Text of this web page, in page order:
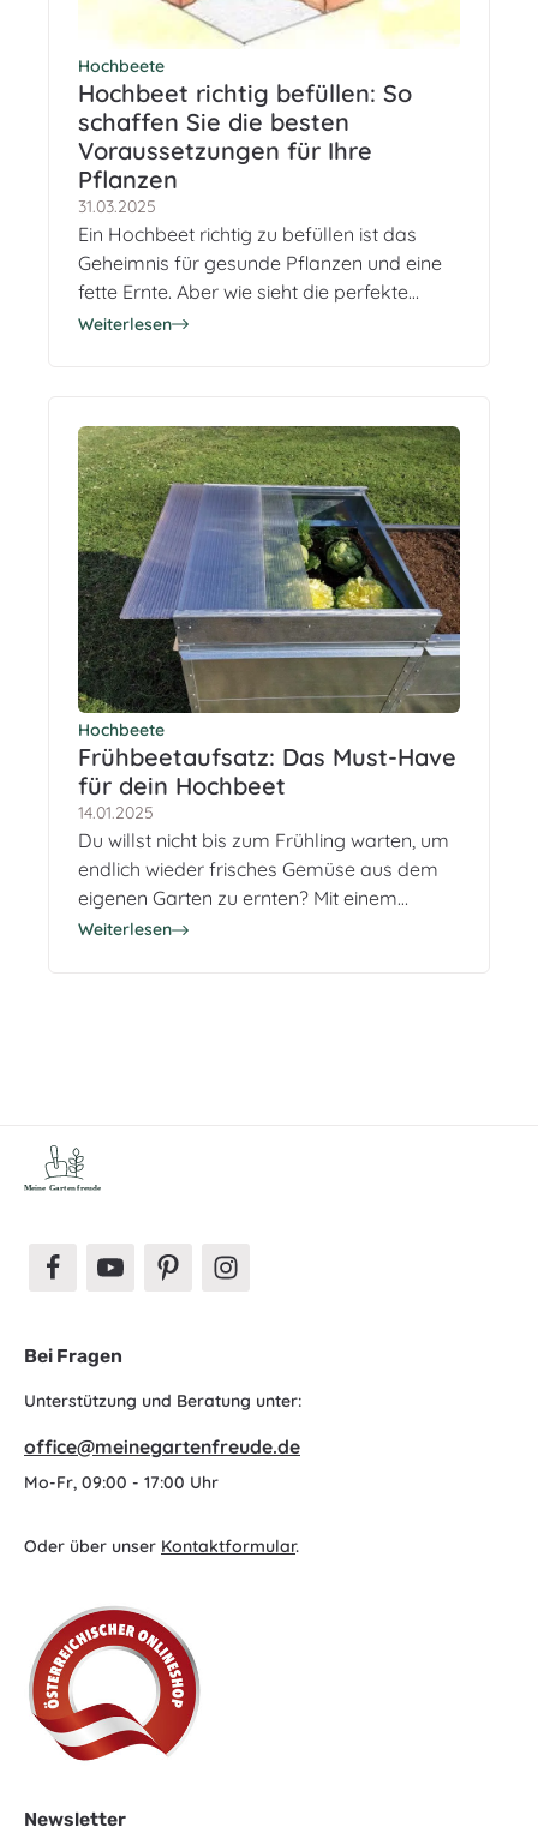
Hochbeete
Hochbeet richtig befüllen: So
schaffen Sie die besten
Voraussetzungen für Ihre
Pflanzen
31.03.2025
Ein Hochbeet richtig zu befüllen ist das
Geheimnis für gesunde Pflanzen und eine
fette Ernte. Aber wie sieht die perfekte
Reihenfolge aus? Wir zeigen dir das
Weiterlesen
Hochbeete
Frühbeetaufsatz: Das Must-Have
für dein Hochbeet
14.01.2025
Du willst nicht bis zum Frühling warten, um
endlich wieder frisches Gemüse aus dem
eigenen Garten zu ernten? Mit einem
passenden Frühbeetaufsatz machst du
Weiterlesen
Bei Fragen
Unterstützung und Beratung unter:
office@meinegartenfreude.de
Mo-Fr, 09:00 - 17:00 Uhr
Oder über unser Kontaktformular.
Newsletter